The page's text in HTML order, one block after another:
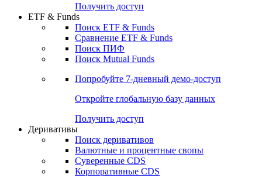
Получить доступ
ETF & Funds
Поиск ETF & Funds
Сравнение ETF & Funds
Поиск ПИФ
Поиск Mutual Funds
Попробуйте 7-дневный демо-доступ
Откройте глобальную базу данных
Получить доступ
Деривативы
Поиск деривативов
Валютные и процентные свопы
Суверенные CDS
Корпоративные CDS